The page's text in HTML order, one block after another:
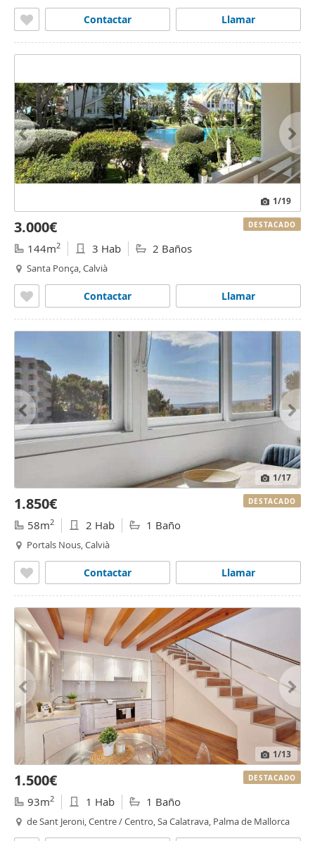
Llamar
Contactar
1/19
3.000€
144m2 3 Hab 2 Baños
Santa Ponça, Calvià
Llamar
Contactar
DESTACADO
1/17
1.850€
58m2 2 Hab 1 Baño
Portals Nous, Calvià
Llamar
Contactar
DESTACADO
1/13
1.500€
93m2 1 Hab 1 Baño
de Sant Jeroni, Centre / Centro, Sa Calatrava, Palma de Mallorca
DESTACADO